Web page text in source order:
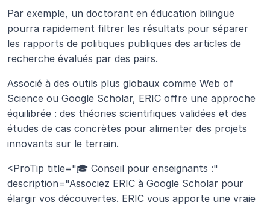
Par exemple, un doctorant en éducation bilingue
pourra rapidement filtrer les résultats pour séparer
les rapports de politiques publiques des articles de
recherche évalués par des pairs.
Associé à des outils plus globaux comme Web of
Science ou Google Scholar, ERIC offre une approche
équilibrée : des théories scientifiques validées et des
études de cas concrètes pour alimenter des projets
innovants sur le terrain.
<ProTip title="🎓 Conseil pour enseignants :"
description="Associez ERIC à Google Scholar pour
élargir vos découvertes. ERIC vous apporte une vraie